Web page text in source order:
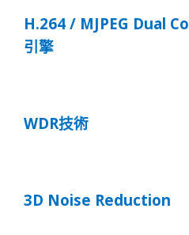
H.264 / MJPEG Dual
引擎
WDR技術
3D Noise Reduction